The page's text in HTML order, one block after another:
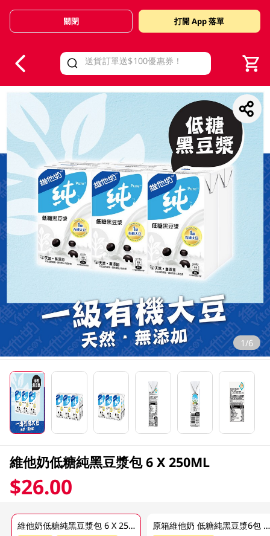
Valid Until 30 June 2026
關閉 打開 App 落單
1/6
維他奶低糖純黑豆漿包 6 X 250ML
$26.00
維他奶低糖純黑豆漿包 6 X 250ML 原箱維他奶 低糖純黑豆漿6包 24 X 250ML